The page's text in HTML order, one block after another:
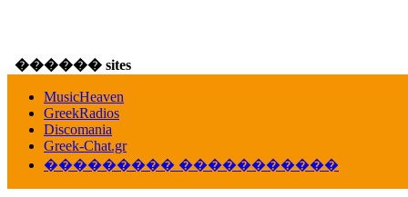
veronica :E���� 2012 ��� ����� ���
������� ��������� ���� ������
16:39
veronica :[URL] ���� ���;
10:19
LavantiS :���� ����� � �������
16:11
������ sites
MusicHeaven
GreekRadios
Discomania
Greek-Chat.gr
��������� �����������